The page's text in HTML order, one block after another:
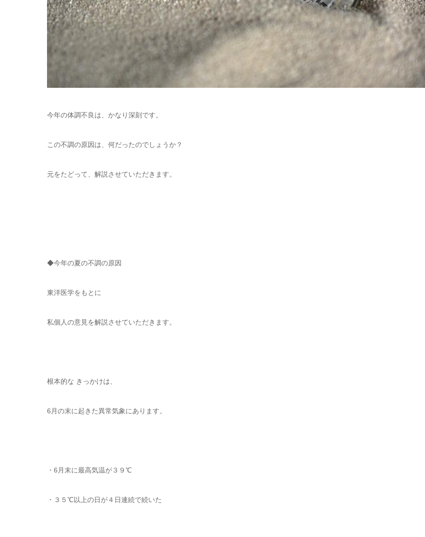
今年の体調不良は、かなり深刻です。
この不調の原因は、何だったのでしょうか？
元をたどって、解説させていただきます。
◆今年の夏の不調の原因
東洋医学をもとに
私個人の意見を解説させていただきます。
根本的な きっかけは、
6月の末に起きた異常気象にあります。
・6月末に最高気温が３９℃
・３５℃以上の日が４日連続で続いた